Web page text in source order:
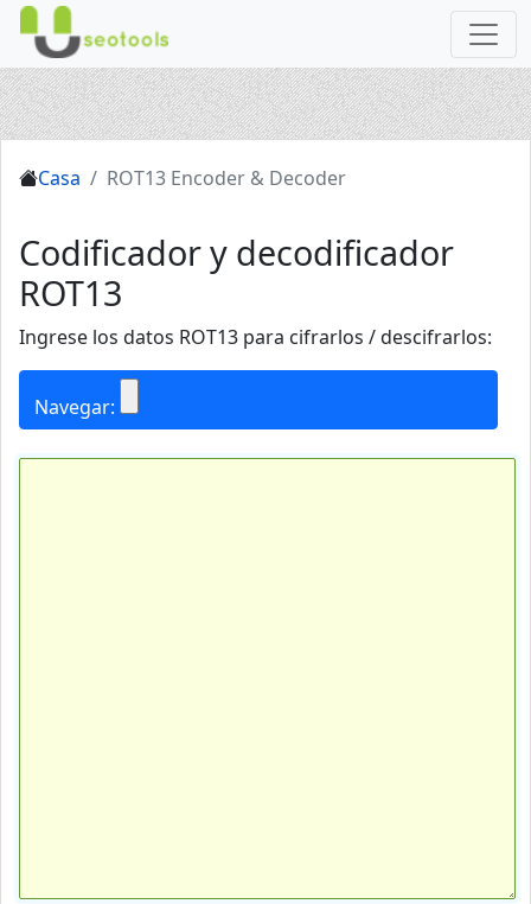
Casa ROT13 Encoder & Decoder
Codificador y decodificador
ROT13
Ingrese los datos ROT13 para cifrarlos / descifrarlos:
Navegar: